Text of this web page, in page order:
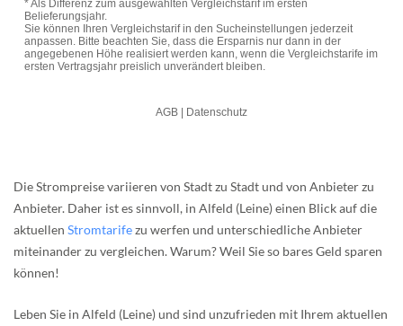
Die Strompreise variieren von Stadt zu Stadt und von Anbieter zu
Anbieter. Daher ist es sinnvoll, in Alfeld (Leine) einen Blick auf die
aktuellen Stromtarifezu werfen und unterschiedliche Anbieter
miteinander zu vergleichen. Warum? Weil Sie so bares Geld sparen
können!
Leben Sie in Alfeld (Leine) und sind unzufrieden mit Ihrem aktuellen